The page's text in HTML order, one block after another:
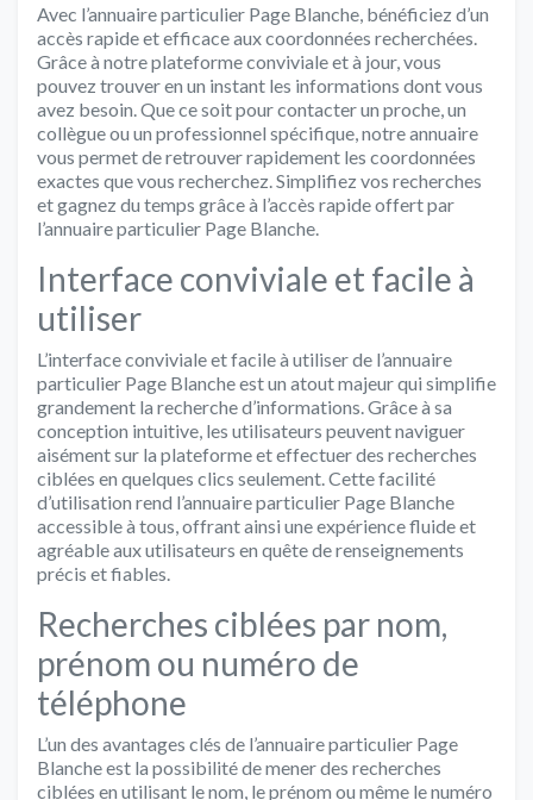
Avec l’annuaire particulier Page Blanche, bénéficiez d’un
accès rapide et efficace aux coordonnées recherchées.
Grâce à notre plateforme conviviale et à jour, vous
pouvez trouver en un instant les informations dont vous
avez besoin. Que ce soit pour contacter un proche, un
collègue ou un professionnel spécifique, notre annuaire
vous permet de retrouver rapidement les coordonnées
exactes que vous recherchez. Simplifiez vos recherches
et gagnez du temps grâce à l’accès rapide offert par
l’annuaire particulier Page Blanche.
Interface conviviale et facile à
utiliser
L’interface conviviale et facile à utiliser de l’annuaire
particulier Page Blanche est un atout majeur qui simplifie
grandement la recherche d’informations. Grâce à sa
conception intuitive, les utilisateurs peuvent naviguer
aisément sur la plateforme et effectuer des recherches
ciblées en quelques clics seulement. Cette facilité
d’utilisation rend l’annuaire particulier Page Blanche
accessible à tous, offrant ainsi une expérience fluide et
agréable aux utilisateurs en quête de renseignements
précis et fiables.
Recherches ciblées par nom,
prénom ou numéro de
téléphone
L’un des avantages clés de l’annuaire particulier Page
Blanche est la possibilité de mener des recherches
ciblées en utilisant le nom, le prénom ou même le numéro